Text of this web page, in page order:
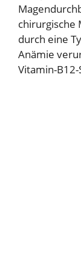
chirurgische
durch eine
Anämie
Vitamin-